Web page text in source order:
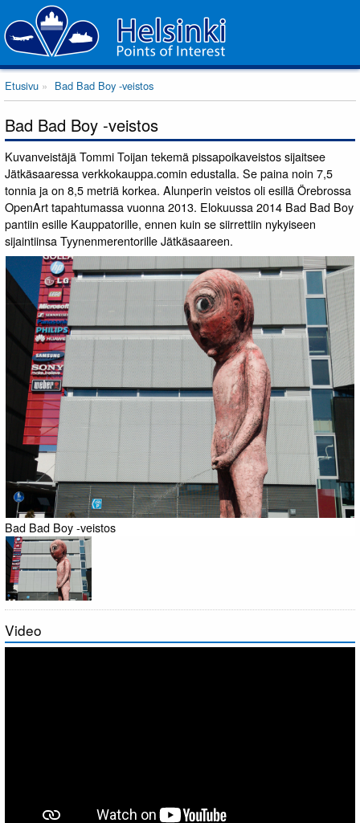
Etusivu Bad Bad Boy -veistos
Bad Bad Boy -veistos
Kuvanveistäjä Tommi Toijan tekemä pissapoikaveistos sijaitsee
Jätkäsaaressa verkkokauppa.comin edustalla. Se paina noin 7,5
tonnia ja on 8,5 metriä korkea. Alunperin veistos oli esillä Örebrossa
OpenArt tapahtumassa vuonna 2013. Elokuussa 2014 Bad Bad Boy
pantiin esille Kauppatorille, ennen kuin se siirrettiin nykyiseen
sijaintiinsa Tyynenmerentorille Jätkäsaareen.
Bad Bad Boy -veistos
Video